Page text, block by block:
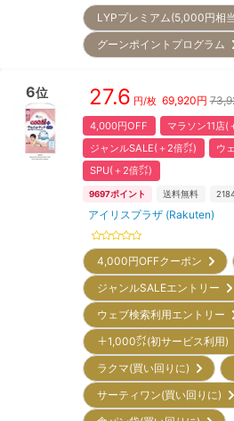
LYPプレミアム(5,000円相
グーンポイントプログラム
6位 27.6 円/枚 69,920円
4,000円OFF
マラソン11店(
ジャンルSALE(＋2倍㌽)
ウ
SPU(＋2倍㌽)
9697ポイント 送料無料
アイリスプラザ (Rakuten)
4,000円OFFクーポン
ジャンルSALEエントリー
ウェブ検索利用エントリー
＋1,000㌽(初サービス利
ラクマ(買い回りに)
サーティワン(買い回りに)